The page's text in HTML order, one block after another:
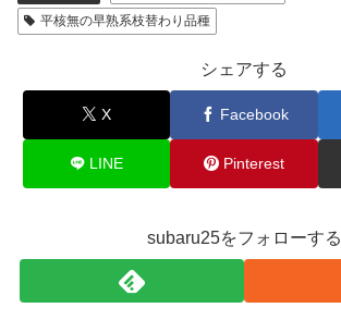
平核無の早熟系枝替わり品種
シェアする
X Facebook
LINE Pinterest
subaru25をフォローする